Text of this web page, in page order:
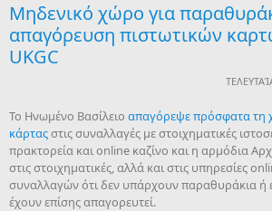
Μηδενικό χώρο για
απαγόρευση πιστωτικών
UKGC
To Ηνωμένο Βασίλειο απαγόρεψε πρόσφατα τη
κάρταςστις συναλλαγές με στοιχηματικές
πρακτορεία και online καζίνο και η αρμόδια
στις στοιχηματικές, αλλά και στις υπηρεσίες
συναλλαγών ότι δεν υπάρχουν παραθυράκια ή
έχουν επίσης απαγορευτεί.